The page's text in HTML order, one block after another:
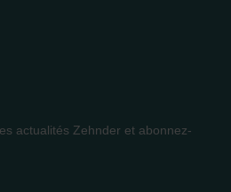
actualités Zehnder et abonnez-